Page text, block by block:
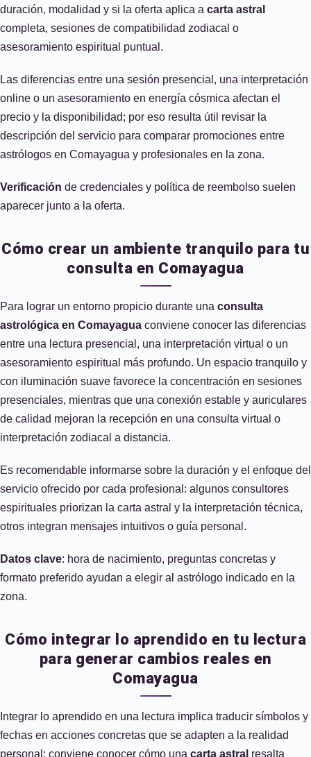
duración, modalidad y si la oferta aplica a carta astral
completa, sesiones de compatibilidad zodiacal o
asesoramiento espiritual puntual.
Las diferencias entre una sesión presencial, una interpretación
online o un asesoramiento en energía cósmica afectan el
precio y la disponibilidad; por eso resulta útil revisar la
descripción del servicio para comparar promociones entre
astrólogos en Comayagua y profesionales en la zona.
Verificación de credenciales y política de reembolso suelen
aparecer junto a la oferta.
Cómo crear un ambiente tranquilo para tu
consulta en Comayagua
Para lograr un entorno propicio durante una consulta
astrológica en Comayagua conviene conocer las diferencias
entre una lectura presencial, una interpretación virtual o un
asesoramiento espiritual más profundo. Un espacio tranquilo y
con iluminación suave favorece la concentración en sesiones
presenciales, mientras que una conexión estable y auriculares
de calidad mejoran la recepción en una consulta virtual o
interpretación zodiacal a distancia.
Es recomendable informarse sobre la duración y el enfoque del
servicio ofrecido por cada profesional: algunos consultores
espirituales priorizan la carta astral y la interpretación técnica,
otros integran mensajes intuitivos o guía personal.
Datos clave: hora de nacimiento, preguntas concretas y
formato preferido ayudan a elegir al astrólogo indicado en la
zona.
Cómo integrar lo aprendido en tu lectura
para generar cambios reales en
Comayagua
Integrar lo aprendido en una lectura implica traducir símbolos y
fechas en acciones concretas que se adapten a la realidad
personal; conviene conocer cómo una carta astral resalta